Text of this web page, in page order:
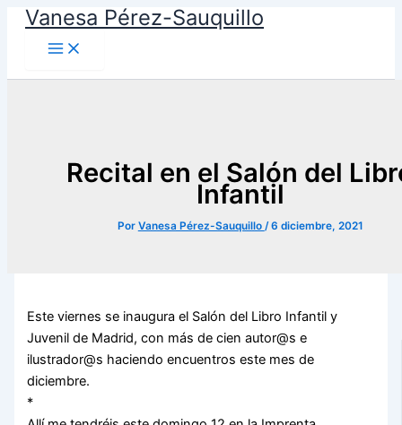
Vanesa Pérez-Sauquillo
Recital en el Salón del
Infantil
Por Vanesa Pérez-Sauquillo /6 diciembre, 2021
Este viernes se inaugura el Salón del Libro Infantil y
Juvenil de Madrid, con más de cien autor@s e
ilustrador@s haciendo encuentros este mes de
diciembre.
*